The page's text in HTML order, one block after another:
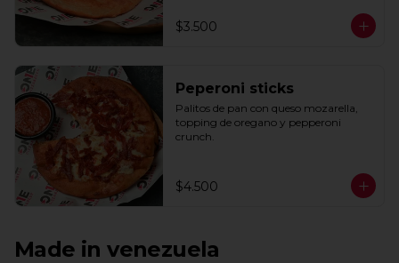
$3.500
Peperoni sticks
Palitos de pan con queso mozarella,
topping de oregano y pepperoni
crunch.
$4.500
Made in venezuela